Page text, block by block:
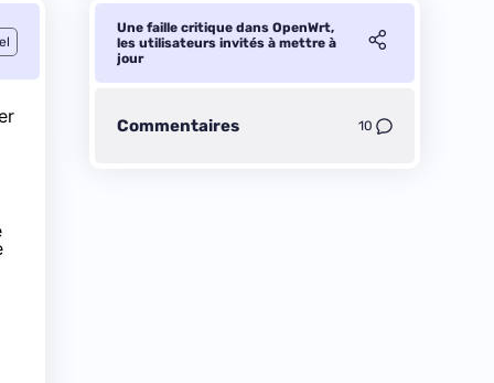
Une faille critique dans OpenWrt,
les utilisateurs invités à mettre à
jour
Commentaires 10